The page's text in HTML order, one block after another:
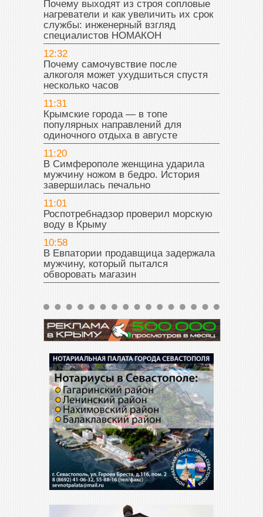
Почему выходят из строя сопловые
нагреватели и как увеличить их срок
службы: инженерный взгляд
специалистов НОМАКОН
12:32
Почему самочувствие после
алкоголя может ухудшиться спустя
несколько часов
11:31
Крымские города — в топе
популярных направлений для
одиночного отдыха в августе
11:20
В Симферополе женщина ударила
мужчину ножом в бедро. История
завершилась печально
11:01
Роспотребнадзор проверил морскую
воду в Крыму
10:58
В Евпатории продавщица задержала
мужчину, который пытался
обворовать магазин